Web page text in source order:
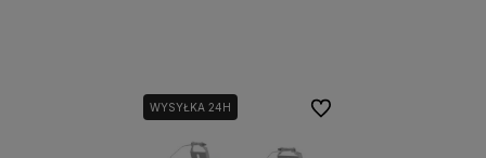
WYSYŁKA 24H Do ulubionych